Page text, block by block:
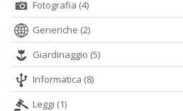
Fotografia (4)
Generiche (2)
Giardinaggio (5)
Informatica (8)
Leggi (1)